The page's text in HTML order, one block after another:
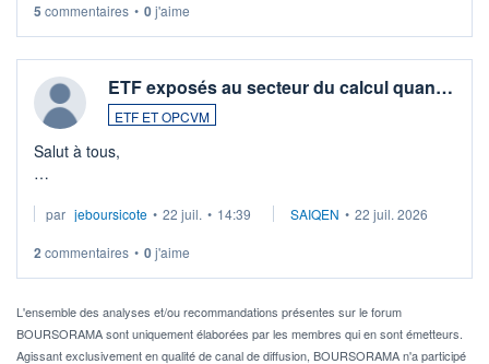
5 commentaires • 0j'aime
ETF exposés au secteur du calcul quan…
ETF ET OPCVM
Salut à tous,
via un ETF plutôt que des actions individuelles.
Idéalement, je voudrais qu'il soit éligible au PEA.
Pour l' ...
par jeboursicote • 22 juil. • 14:39 SAIQEN • 22 juil. 2026
2 commentaires • 0j'aime
L'ensemble des analyses et/ou recommandations présentes sur le forum
BOURSORAMA sont uniquement élaborées par les membres qui en sont émetteurs.
Agissant exclusivement en qualité de canal de diffusion, BOURSORAMA n'a participé